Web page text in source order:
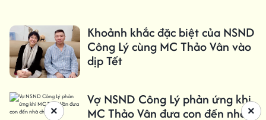
Khoảnh khắc đặc biệt của NSND
Công Lý cùng MC Thảo Vân vào
dịp Tết
Vợ NSND Công Lý phản ứng khi
MC Thảo Vân đưa con đến nhà ×
×